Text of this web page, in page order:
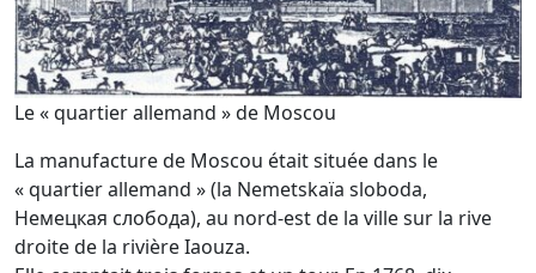
Le « quartier allemand » de Moscou
La manufacture de Moscou était située dans le
« quartier allemand » (la Nemetskaïa sloboda,
Немецкая слобода), au nord-est de la ville sur la rive
droite de la rivière Iaouza.